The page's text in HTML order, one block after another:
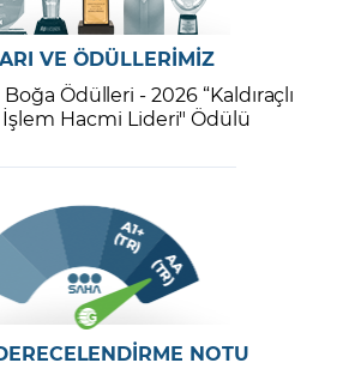
VE ÖDÜLLERİMİZ
Boğa Ödülleri - 2026 “Kaldıraçlı
Hacmi Lideri" Ödülü
NOTU